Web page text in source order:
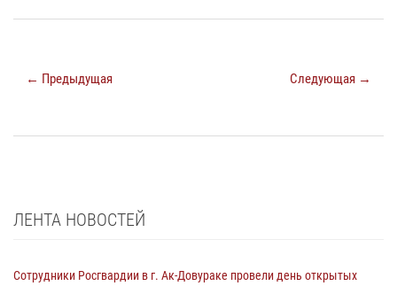
← Предыдущая Следующая →
ЛЕНТА НОВОСТЕЙ
Сотрудники Росгвардии в г. Ак-Довураке провели день открытых